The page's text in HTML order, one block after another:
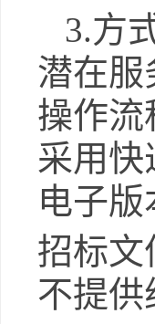
3.方
潜在服
操作流
采用
电子版
招标文
不提供